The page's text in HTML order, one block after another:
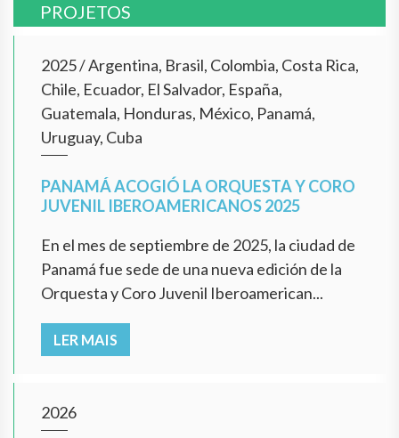
PROJETOS
2025/Argentina, Brasil, Colombia, Costa Rica,
Chile, Ecuador, El Salvador, España,
Guatemala, Honduras, México, Panamá,
Uruguay, Cuba
PANAMÁ ACOGIÓ LA ORQUESTA Y CORO
JUVENIL IBEROAMERICANOS 2025
En el mes de septiembre de 2025, la ciudad de
Panamá fue sede de una nueva edición de la
Orquesta y Coro Juvenil Iberoamerican...
LER MAIS
2026